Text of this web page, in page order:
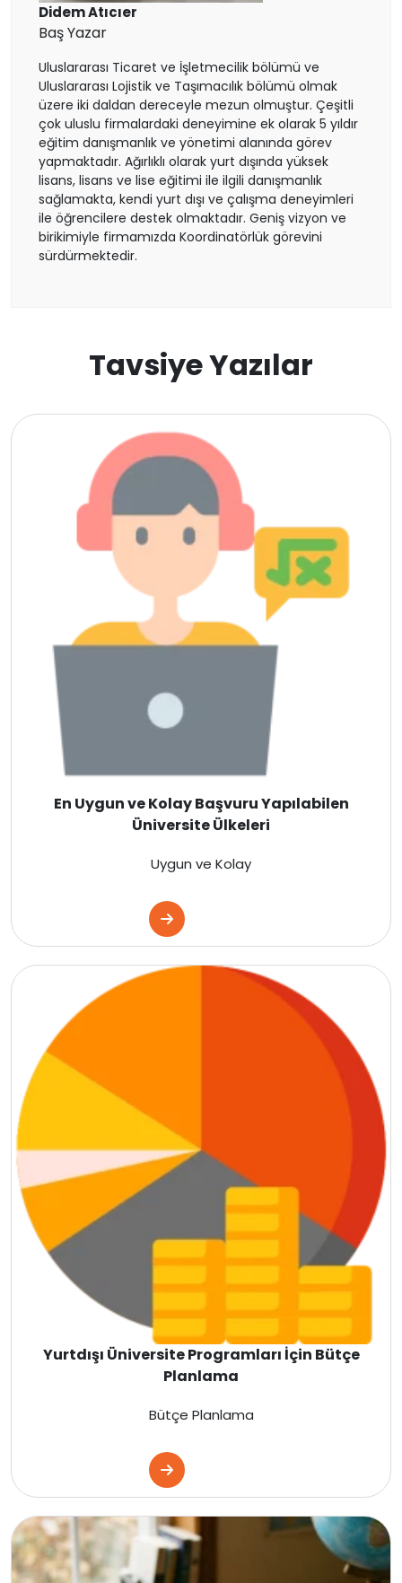
İtalya
İrlanda
İsviçre
Polonya
Fransa
Litvanya
Estonya
Danimarka
Avustralya
Hollanda
İngiltere
İrlanda
İspanya
Almanya
Çin
Gürcistan
Litvanya
İtalya
Fransa
Didem Atıcıer
Baş Yazar
Uluslararası Ticaret ve İşletmecilik bölümü ve
Uluslararası Lojistik ve Taşımacılık bölümü olmak
üzere iki daldan dereceyle mezun olmuştur. Çeşitli
çok uluslu firmalardaki deneyimine ek olarak 5 yıldır
eğitim danışmanlık ve yönetimi alanında görev
yapmaktadır. Ağırlıklı olarak yurt dışında yüksek
lisans, lisans ve lise eğitimi ile ilgili danışmanlık
sağlamakta, kendi yurt dışı ve çalışma deneyimleri
ile öğrencilere destek olmaktadır. Geniş vizyon ve
birikimiyle firmamızda Koordinatörlük görevini
sürdürmektedir.
Tavsiye Yazılar
En Uygun ve Kolay Başvuru Yapılabilen
Üniversite Ülkeleri
Uygun ve Kolay
Yurtdışı Üniversite Programları İçin Bütçe
Planlama
Bütçe Planlama